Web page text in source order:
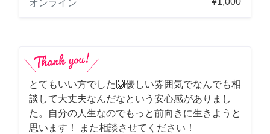
オンライン
とてもいい方でした🙌優しい雰囲気でなんでも相
談して大丈夫なんだなという安心感がありまし
た。自分の人生なのでもっと前向きに生きようと
思います！ また相談させてください！